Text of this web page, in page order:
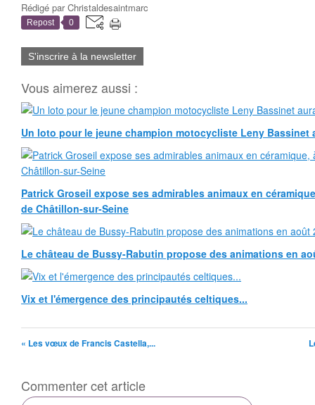
Rédigé parChristaldesaintmarc
Repost 0
S'inscrire à la newsletter
Vous aimerez aussi :
Un loto pour le jeune champion motocycliste Leny Bassinet
Patrick Groseil expose ses admirables animaux en
de Châtillon-sur-Seine
Le château de Bussy-Rabutin propose des animations en
Vix et l'émergence des principautés celtiques...
« Les vœux de Francis Castella,...
Commenter cet article